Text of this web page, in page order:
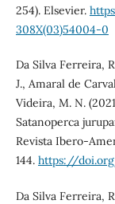
254). Elsevier.
308X(03)54004-0
Da Silva Ferreira,
J., Amaral de
Videira, M. N.
Satanoperca
Revista Ibero-
144. https://
Da Silva Ferreira,